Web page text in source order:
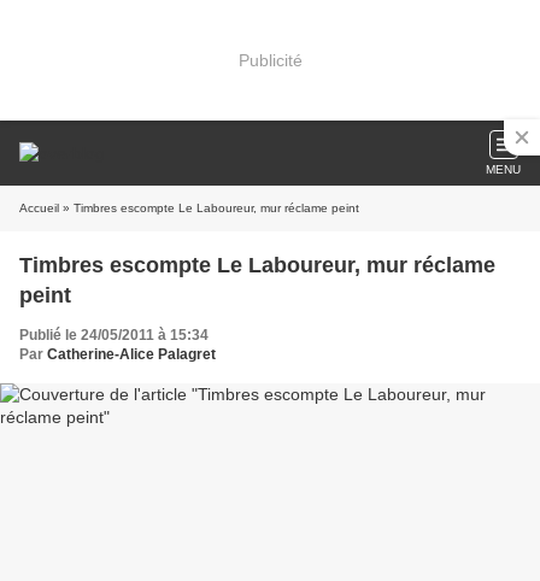
Publicité
MENU
Accueil » Timbres escompte Le Laboureur, mur réclame peint
Timbres escompte Le Laboureur, mur réclame
peint
Publié le 24/05/2011 à 15:34
Par Catherine-Alice Palagret